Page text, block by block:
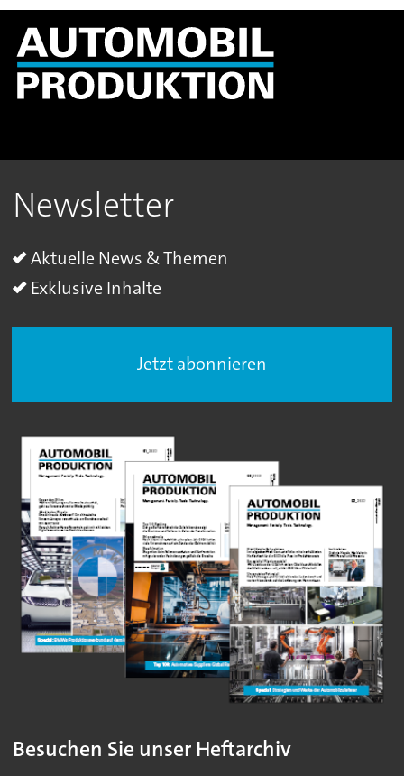
Newsletter
Aktuelle News & Themen
Exklusive Inhalte
Jetzt abonnieren
Besuchen Sie unser Heftarchiv